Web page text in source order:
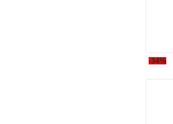
-34%